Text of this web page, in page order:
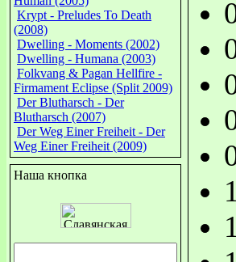
Krypt - Preludes To Death
(2008)
Dwelling - Moments (2002)
Dwelling - Humana (2003)
Folkvang & Pagan Hellfire -
Firmament Eclipse (Split 2009)
Der Blutharsch - Der
Blutharsch (2007)
Der Weg Einer Freiheit - Der
Weg Einer Freiheit (2009)
Наша кнопка